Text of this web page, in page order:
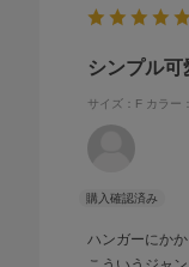
シンプル可
サイズ：F カラー
ハンガーにか